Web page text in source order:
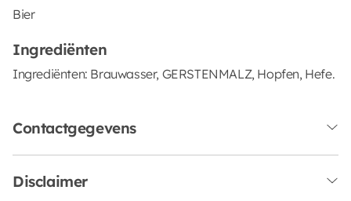
Bier
Ingrediënten
Ingrediënten: Brauwasser, GERSTENMALZ, Hopfen, Hefe.
Contactgegevens
Disclaimer